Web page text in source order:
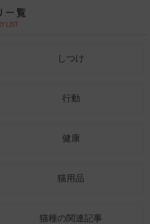
しつけ
行動
健康
猫用品
猫種の関連記事